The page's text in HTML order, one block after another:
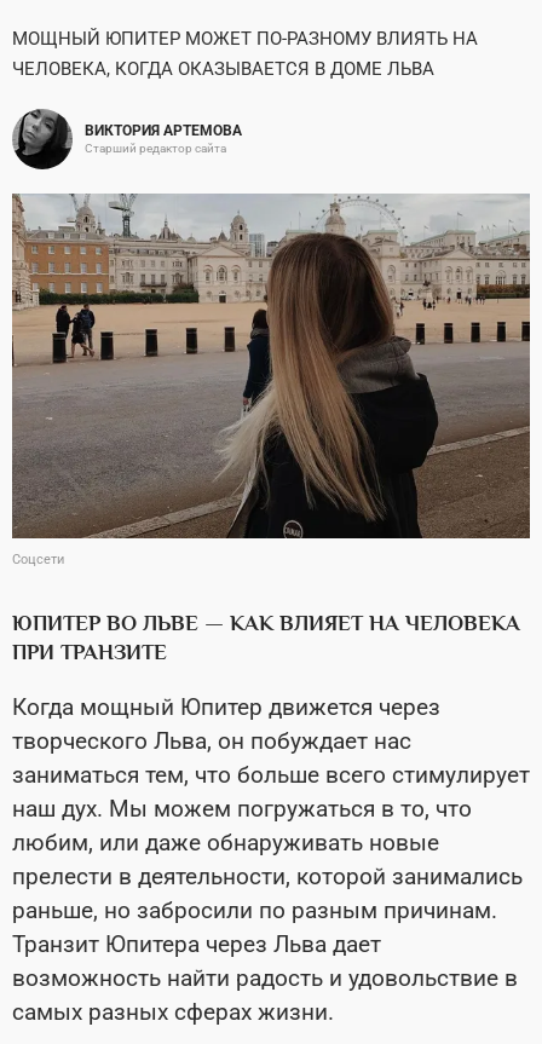
МОЩНЫЙ ЮПИТЕР МОЖЕТ ПО-РАЗНОМУ ВЛИЯТЬ НА
ЧЕЛОВЕКА, КОГДА ОКАЗЫВАЕТСЯ В ДОМЕ ЛЬВА
ВИКТОРИЯ АРТЕМОВА
Старший редактор сайта
Соцсети
ЮПИТЕР ВО ЛЬВЕ — КАК ВЛИЯЕТ НА ЧЕЛОВЕКА
ПРИ ТРАНЗИТЕ
Когда мощный Юпитер движется через
творческого Льва, он побуждает нас
заниматься тем, что больше всего стимулирует
наш дух. Мы можем погружаться в то, что
любим, или даже обнаруживать новые
прелести в деятельности, которой занимались
раньше, но забросили по разным причинам.
Транзит Юпитера через Льва дает
возможность найти радость и удовольствие в
самых разных сферах жизни.